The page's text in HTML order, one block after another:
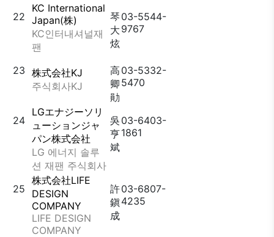
22
KC International
Japan(株)
KC인터내셔널재
팬
琴
大
炫
03-5544-
9767
23 株式会社KJ
주식회사KJ
高
卿
勛
03-5332-
5470
24
LGエナジーソリ
ューションジャ
パン株式会社
LG 에너지 솔루
션 재팬 주식회사
吳
亨
斌
03-6403-
1861
25
株式会社LIFE
DESIGN
COMPANY
LIFE DESIGN
COMPANY
許
鎭
成
03-6807-
4235